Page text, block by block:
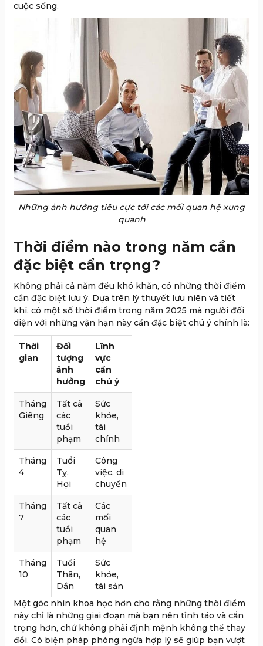
cuộc sống.
Những ảnh hưởng tiêu cực tới các mối quan hệ xung
quanh
Thời điểm nào trong năm cần
đặc biệt cẩn trọng?
Không phải cả năm đều khó khăn, có những thời điểm
cần đặc biệt lưu ý. Dựa trên lý thuyết lưu niên và tiết
khí, có một số thời điểm trong năm 2025 mà người đối
diện với những vận hạn này cần đặc biệt chú ý chính là:
Thời
gian
Đối
tượng
ảnh
hưởng
Lĩnh
vực
cần
chú ý
Tháng
Giêng
Tất cả
các
tuổi
phạm
Sức
khỏe,
tài
chính
Tháng
4
Tuổi
Tỵ,
Hợi
Công
việc, di
chuyển
Tháng
7
Tất cả
các
tuổi
phạm
Các
mối
quan
hệ
Tháng
10
Tuổi
Thân,
Dần
Sức
khỏe,
tài sản
Một góc nhìn khoa học hơn cho rằng những thời điểm
này chỉ là những giai đoạn mà bạn nên tỉnh táo và cẩn
trọng hơn, chứ không phải định mệnh không thể thay
đổi. Có biện pháp phòng ngừa hợp lý sẽ giúp bạn vượt